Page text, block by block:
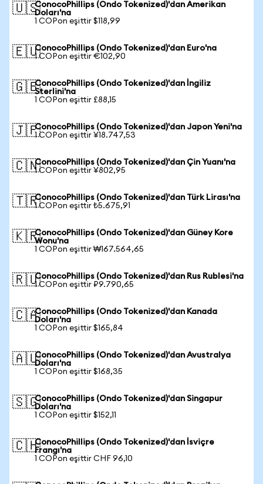
🇺🇸ConocoPhillips (Ondo Tokenized)'dan Amerikan
Doları'na
1 COPon eşittir $118,99
🇪🇺ConocoPhillips (Ondo Tokenized)'dan Euro'na
1 COPon eşittir €102,90
🇬🇧ConocoPhillips (Ondo Tokenized)'dan İngiliz
Sterlini'na
1 COPon eşittir £88,15
🇯🇵ConocoPhillips (Ondo Tokenized)'dan Japon Yeni'na
1 COPon eşittir ¥18.747,53
🇨🇳ConocoPhillips (Ondo Tokenized)'dan Çin Yuanı'na
1 COPon eşittir ¥802,95
🇹🇷ConocoPhillips (Ondo Tokenized)'dan Türk Lirası'na
1 COPon eşittir ₺5.675,91
🇰🇷ConocoPhillips (Ondo Tokenized)'dan Güney Kore
Wonu'na
1 COPon eşittir ₩167.564,65
🇷🇺ConocoPhillips (Ondo Tokenized)'dan Rus Rublesi'na
1 COPon eşittir ₽9.790,65
🇨🇦ConocoPhillips (Ondo Tokenized)'dan Kanada
Doları'na
1 COPon eşittir $165,84
🇦🇺ConocoPhillips (Ondo Tokenized)'dan Avustralya
Doları'na
1 COPon eşittir $168,35
🇸🇬ConocoPhillips (Ondo Tokenized)'dan Singapur
Doları'na
1 COPon eşittir $152,11
🇨🇭ConocoPhillips (Ondo Tokenized)'dan İsviçre
Frangı'na
1 COPon eşittir CHF 96,10